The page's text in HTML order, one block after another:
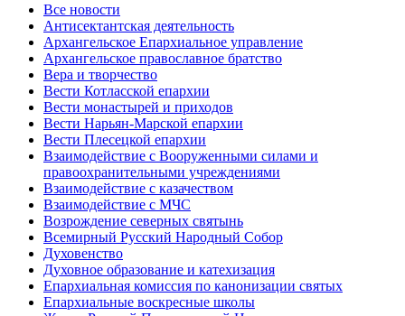
Все новости
Антисектантская деятельность
Архангельское Епархиальное управление
Архангельское православное братство
Вера и творчество
Вести Котласской епархии
Вести монастырей и приходов
Вести Нарьян-Марской епархии
Вести Плесецкой епархии
Взаимодействие с Вооруженными силами и
правоохранительными учреждениями
Взаимодействие с казачеством
Взаимодействие с МЧС
Возрождение северных святынь
Всемирный Русский Народный Собор
Духовенство
Духовное образование и катехизация
Епархиальная комиссия по канонизации святых
Епархиальные воскресные школы